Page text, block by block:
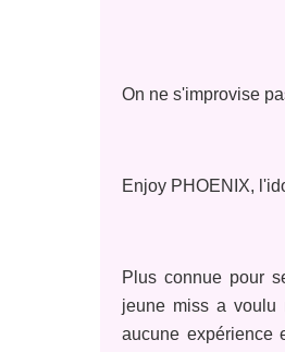
On ne s'improvise
Enjoy PHOENIX,
Plus connue pour
jeune miss a voulu
aucune expérience